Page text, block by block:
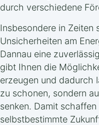
durch verschiedene
Insbesondere in Zeiten
Unsicherheiten am
Dannau eine
gibt Ihnen die
erzeugen und dadurch
zu schonen, sondern
senken. Damit
selbstbestimmte